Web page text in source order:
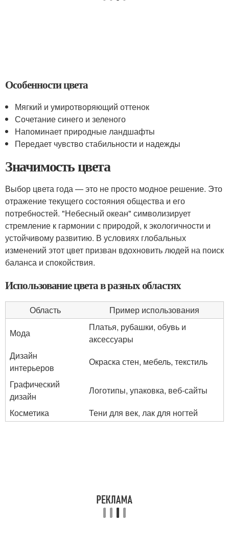
Особенности цвета
Мягкий и умиротворяющий оттенок
Сочетание синего и зеленого
Напоминает природные ландшафты
Передает чувство стабильности и надежды
Значимость цвета
Выбор цвета года — это не просто модное решение. Это
отражение текущего состояния общества и его
потребностей. "Небесный океан" символизирует
стремление к гармонии с природой, к экологичности и
устойчивому развитию. В условиях глобальных
изменений этот цвет призван вдохновить людей на поиск
баланса и спокойствия.
Использование цвета в разных областях
Область
Пример использования
Мода
Платья, рубашки, обувь и
аксессуары
Дизайн
интерьеров
Окраска стен, мебель, текстиль
Графический
дизайн
Логотипы, упаковка, веб-сайты
Косметика
Тени для век, лак для ногтей